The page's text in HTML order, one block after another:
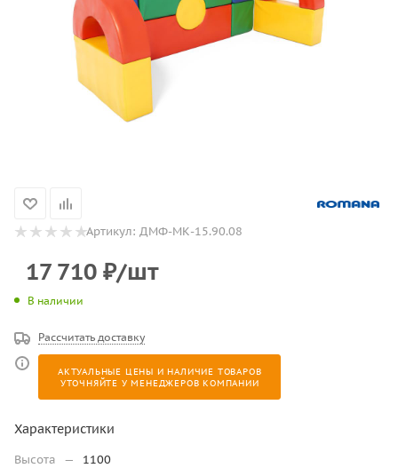
Артикул: ДМФ-МК-15.90.08
17 710 ₽/шт
В наличии
Рассчитать доставку
АКТУАЛЬНЫЕ ЦЕНЫ И НАЛИЧИЕ ТОВАРОВ
УТОЧНЯЙТЕ У МЕНЕДЖЕРОВ КОМПАНИИ
Характеристики
Высота —
1100